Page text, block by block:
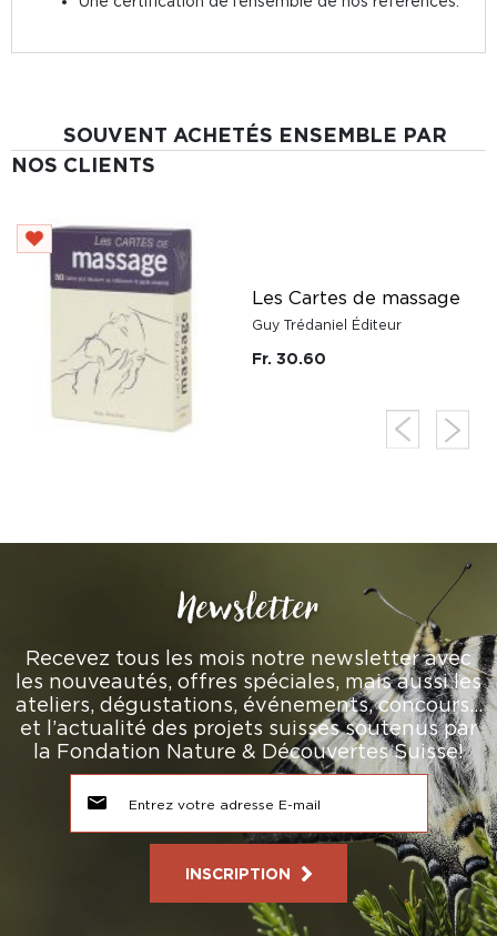
SOUVENT ACHETÉS ENSEMBLE PAR
NOS CLIENTS
Les Cartes de massage
Guy Trédaniel Éditeur
Fr. 30.60
Newsletter
Recevez tous les mois notre newsletter avec
les nouveautés, offres spéciales, mais aussi les
ateliers, dégustations, événements, concours…
et l’actualité des projets suisses soutenus par
la Fondation Nature & Découvertes Suisse!
INSCRIPTION